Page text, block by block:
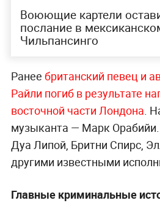
Воюющие картели
послание в
Чильпансинго
Ранее британский певец и
Райли погиб в результате
восточной части Лондона.
музыканта — Марк Орабийи.
Дуа Липой, Бритни Спирс,
другими известными
Главные криминальные